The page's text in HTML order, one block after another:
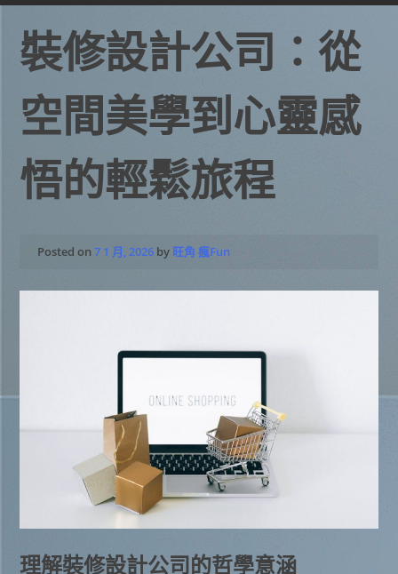
裝修設計公司：從
空間美學到心靈感
悟的輕鬆旅程
Posted on7 1 月, 2026 by 旺角 瘋Fun
理解裝修設計公司的哲學意涵